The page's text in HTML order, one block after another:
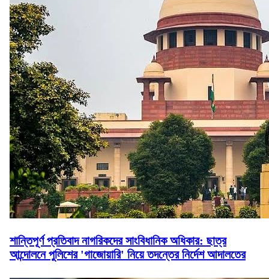
শান্তিপূর্ণ প্রতিবাদ নাগরিকদের সাংবিধানিক অধিকার: ছাত্র
আন্দোলনে পুলিশের 'গাজোয়ারি' নিয়ে তদন্তের নির্দেশ আদালতের